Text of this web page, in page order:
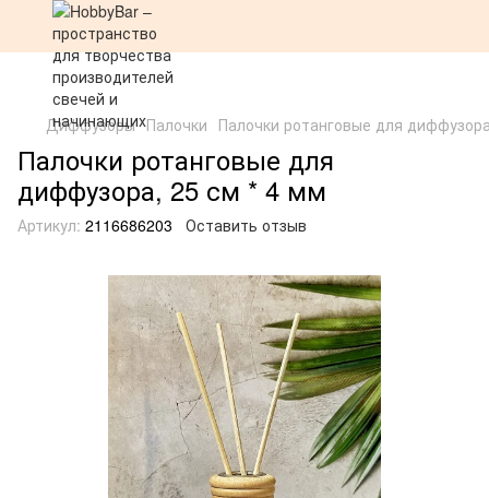
Диффузоры Палочки Палочки ротанговые для
Палочки ротанговые для
диффузора, 25 см * 4 мм
Артикул: 2116686203 Оставить отзыв